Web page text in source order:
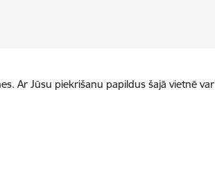
Ar Jūsu piekrišanu papildus šajā vietnē